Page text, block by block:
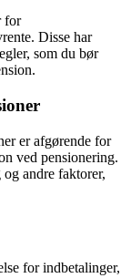
for
Disse har
som du bør
er afgørende for
ved pensionering.
andre faktorer,
for indbetalinger,